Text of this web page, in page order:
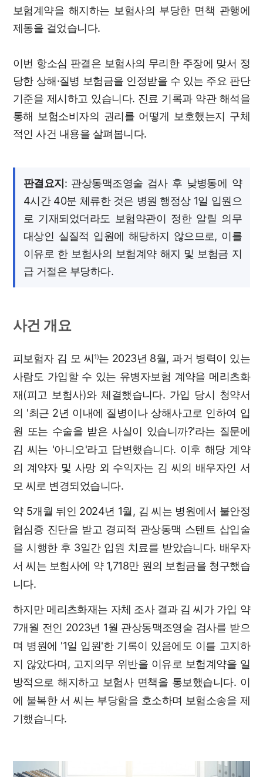
보험계약을 해지하는 보험사의 부당한 면책 관행에
제동을 걸었습니다.
이번 항소심 판결은 보험사의 무리한 주장에 맞서 정
당한 상해·질병 보험금을 인정받을 수 있는 주요 판단
기준을 제시하고 있습니다. 진료 기록과 약관 해석을
통해 보험소비자의 권리를 어떻게 보호했는지 구체
적인 사건 내용을 살펴봅니다.
판결요지 : 관상동맥조영술 검사 후 낮병동에 약
4시간 40분 체류한 것은 병원 행정상 1일 입원으
로 기재되었더라도 보험약관이 정한 알릴 의무
대상인 실질적 입원에 해당하지 않으므로, 이를
이유로 한 보험사의 보험계약 해지 및 보험금 지
급 거절은 부당하다.
사건 개요
피보험자 김 모 씨1)는 2023년 8월, 과거 병력이 있는
사람도 가입할 수 있는 유병자보험 계약을 메리츠화
재(피고 보험사)와 체결했습니다. 가입 당시 청약서
의 '최근 2년 이내에 질병이나 상해사고로 인하여 입
원 또는 수술을 받은 사실이 있습니까?'라는 질문에
김 씨는 '아니오'라고 답변했습니다. 이후 해당 계약
의 계약자 및 사망 외 수익자는 김 씨의 배우자인 서
모 씨로 변경되었습니다.
약 5개월 뒤인 2024년 1월, 김 씨는 병원에서 불안정
협심증 진단을 받고 경피적 관상동맥 스텐트 삽입술
을 시행한 후 3일간 입원 치료를 받았습니다. 배우자
서 씨는 보험사에 약 1,718만 원의 보험금을 청구했습
니다.
하지만 메리츠화재는 자체 조사 결과 김 씨가 가입 약
7개월 전인 2023년 1월 관상동맥조영술 검사를 받으
며 병원에 '1일 입원'한 기록이 있음에도 이를 고지하
지 않았다며, 고지의무 위반을 이유로 보험계약을 일
방적으로 해지하고 보험사 면책을 통보했습니다. 이
에 불복한 서 씨는 부당함을 호소하며 보험소송을 제
기했습니다.